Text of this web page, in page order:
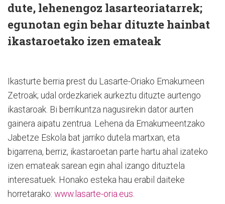
dute, lehenengoz lasarteoriatarrek;
egunotan egin behar dituzte hainbat
ikastaroetako izen emateak
Ikasturte berria prest du Lasarte-Oriako Emakumeen
Zetroak; udal ordezkariek aurkeztu dituzte aurtengo
ikastaroak. Bi berrikuntza nagusirekin dator aurten
gainera aipatu zentrua. Lehena da Emakumeentzako
Jabetze Eskola bat jarriko dutela martxan, eta
bigarrena, berriz, ikastaroetan parte hartu ahal izateko
izen emateak sarean egin ahal izango dituztela
interesatuek. Honako esteka hau erabil daiteke
horretarako: www.lasarte-oria.eus